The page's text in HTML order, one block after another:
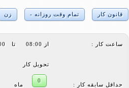
قانون کار تمام وقت روزانه - زن
ساعت کار :
تحویل کار
حداقل سابقه کار :
0
ماه